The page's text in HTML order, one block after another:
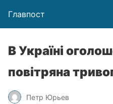
Главпост
В Україні
повітряна
Петр Юрьев